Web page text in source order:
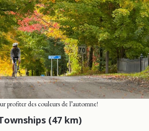
profiter des couleurs de l’automne!
(47 km)